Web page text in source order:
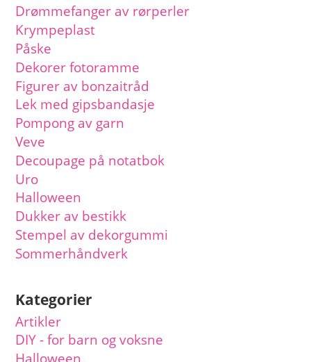
Drømmefanger av rørperler
Krympeplast
Påske
Dekorer fotoramme
Figurer av bonzaitråd
Lek med gipsbandasje
Pompong av garn
Veve
Decoupage på notatbok
Uro
Halloween
Dukker av bestikk
Stempel av dekorgummi
Sommerhåndverk
Kategorier
Artikler
DIY - for barn og voksne